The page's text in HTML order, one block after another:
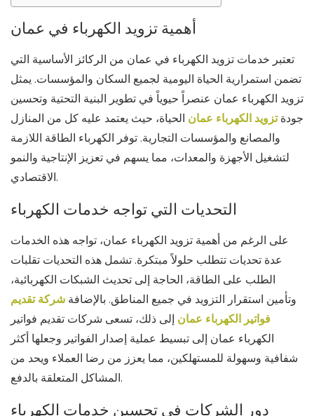
أهمية تزويد الكهرباء في عمان
تعتبر خدمات تزويد الكهرباء في عمان من الركائز الأساسية التي
تضمن استمرارية الحياة اليومية لجميع السكان والمؤسسات. يمثل
تزويد الكهرباء عمان عنصراً حيوياً في تطوير البنية التحتية وتحسين
جودةتزويد الكهرباء عمان الحياة، حيث يعتمد عليه كل من المنازل
والمصانع والمؤسسات التجارية. توفر الكهرباء الطاقة اللازمة
لتشغيل الأجهزة والمعدات، مما يسهم في تعزيز الإنتاجية والنمو
الاقتصادي.
التحديات التي تواجه خدمات الكهرباء
على الرغم من أهمية تزويد الكهرباء عمان، تواجه هذه الخدمات
عدة تحديات تتطلب حلولاً مبتكرة. تشمل هذه التحديات تقلبات
الطلب على الطاقة، الحاجة إلى تحديث الشبكات الكهربائية،
وتأمين استقرار التزويد في جميع المناطق. بالإضافة شركة تقديم
فواتير الكهرباء عمان إلى ذلك، تسعى شركات تقديم فواتير
الكهرباء عمان إلى تبسيط عملية إصدار الفواتير وجعلها أكثر
شفافية وسهولة للمستهلكين، مما يعزز من رضا العملاء ويحد من
المشاكل المتعلقة بالدفع.
دور الشركات في تحسين خدمات الكهرباء